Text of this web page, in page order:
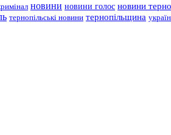
новини новини голос новини
тернопільські новини тернопільщина